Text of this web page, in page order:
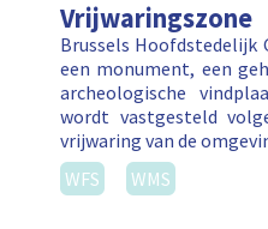
Vrijwaringszone
Brussels Hoofdstedelijk
een monument, een
archeologische
wordt vastgesteld
vrijwaring van de
WFS
WMS